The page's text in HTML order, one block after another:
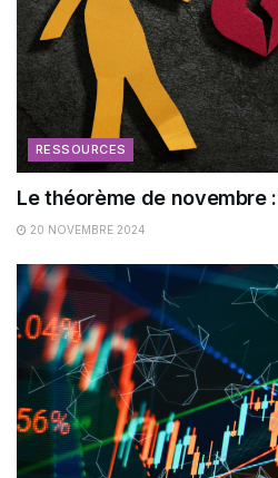
RESSOURCES
Le théorème de novembre
20 NOVEMBRE 2024